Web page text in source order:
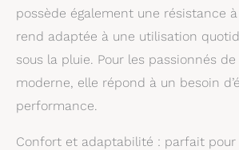
possède également une résistance à
rend adaptée à une utilisation
sous la pluie. Pour les passionnés
moderne, elle répond à un besoin
performance.
Confort et adaptabilité : parfait pour